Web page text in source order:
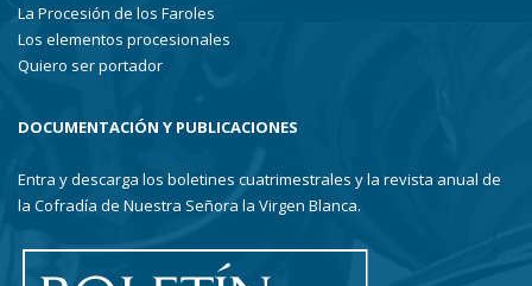
La Procesión de los Faroles
Los elementos procesionales
Quiero ser portador
DOCUMENTACIÓN Y PUBLICACIONES
Entra y descarga los boletines cuatrimestrales y la revista anual de
la Cofradía de Nuestra Señora la Virgen Blanca.